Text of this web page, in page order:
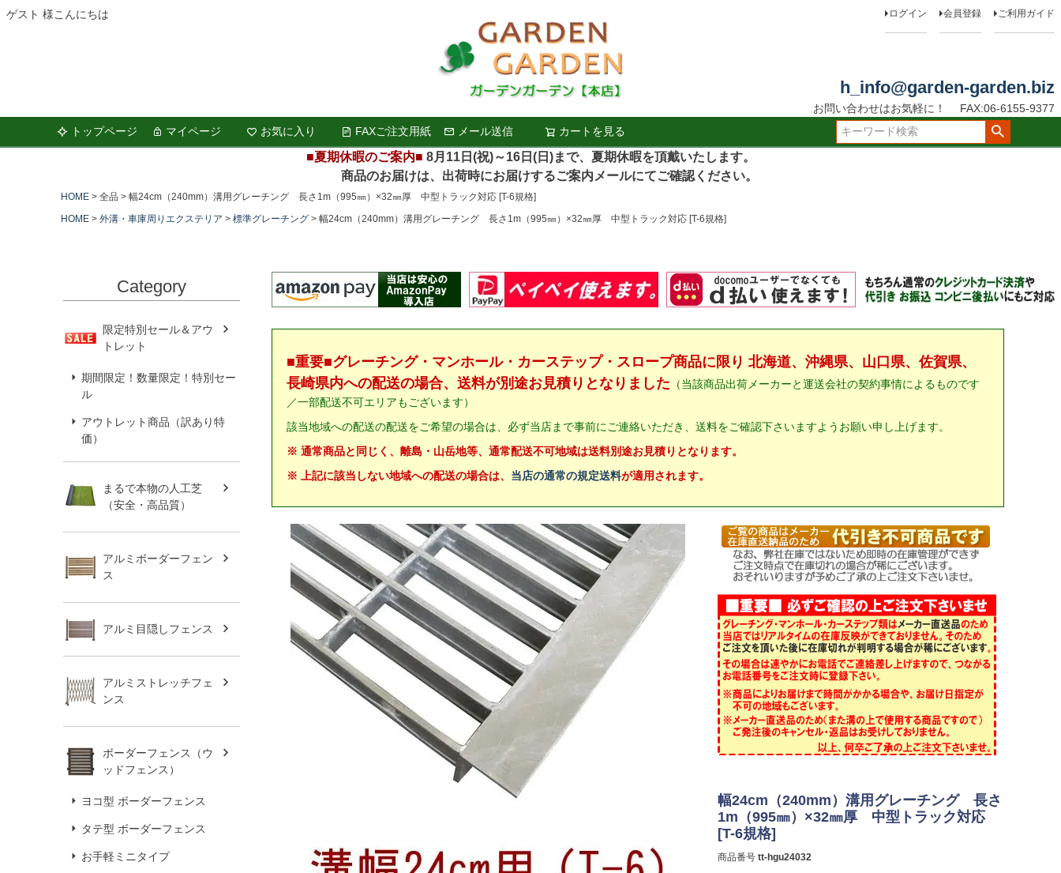
ゲスト 様こんにちは ログイン 会員登録 ご利用ガイド
h_info@garden-garden.biz
お問い合わせはお気軽に！
FAX:06-6155-9377
トップページ
マイページ お気に入り FAXご注文用紙 メール送信 カートを見る
検索
■夏期休暇のご案内■ 8月11日(祝)～16日(日)まで、夏期休暇を頂戴いたします。
商品のお届けは、出荷時にお届けするご案内メールにてご確認ください。
HOME 全品
幅24cm（240mm）溝用グレーチング 長さ1m（995㎜）×32㎜厚 中型トラック対応 [T-6規格]
HOME
外溝・車庫周りエクステリア 標準グレーチング 幅24cm（240mm）溝用グレーチング 長さ1m（995㎜）×32㎜厚 中型トラック対応 [T-6規格]
Category
限定特別セール＆アウ
トレット
期間限定！数量限定！特別セー
ル
アウトレット商品（訳あり特
価）
まるで本物の人工芝
（安全・高品質）
アルミボーダーフェン
ス
アルミ目隠しフェンス
アルミストレッチフェ
ンス
ボーダーフェンス（ウ
ッドフェンス）
ヨコ型 ボーダーフェンス
タテ型 ボーダーフェンス
お手軽ミニタイプ
■重要■グレーチング・マンホール・カーステップ・スロープ商品に限り 北海道、沖縄県、山口県、佐賀県、
長崎県内への配送の場合、送料が別途お見積りとなりました （当該商品出荷メーカーと運送会社の契約事情によるものです
／一部配送不可エリアもございます）
該当地域への配送の配送をご希望の場合は、必ず当店まで事前にご連絡いただき、送料をご確認下さいますようお願い申し上げます。
※ 通常商品と同じく、離島・山岳地等、通常配送不可地域は送料別途お見積りとなります。
※ 上記に該当しない地域への配送の場合は、 当店の通常の規定送料が適用されます。
幅24cm（240mm）溝用グレーチング 長さ
1m（995㎜）×32㎜厚 中型トラック対応
[T-6規格]
商品番号 tt-hgu24032